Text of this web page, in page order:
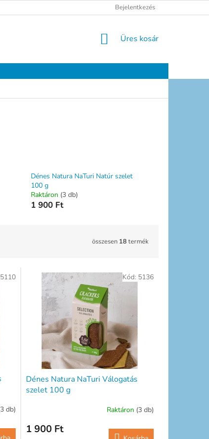
TÁJÉKOZTATÓ JOGI NYILATKOZAT ELÉRHETŐSÉGEK
Bejelentkezés
KOSÁR
Üres kosár
Dénes Natura NaTuri Natúr szelet
100 g
Raktáron (3 db)
1 900 Ft
összesen 18termék
db)
5110
Dénes Natura NaTuri Válogatás
szelet 100 g
Raktáron (3 db)
1 900 Ft
Kód: 5136